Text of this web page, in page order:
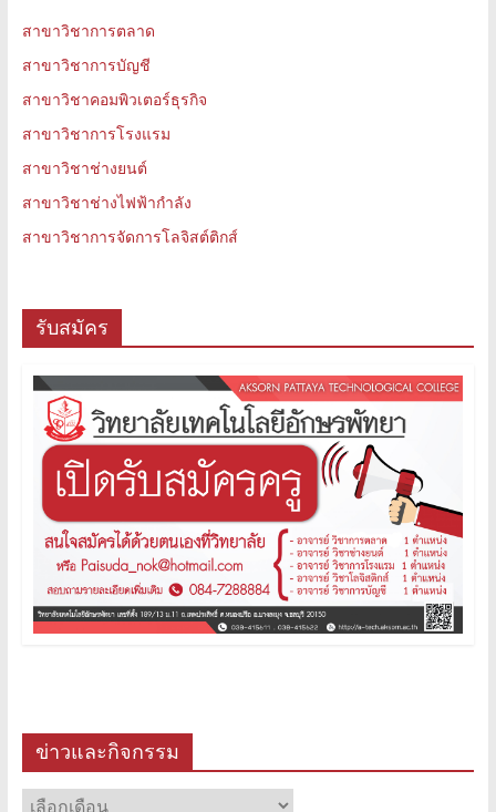
สาขาวิชาการตลาด
สาขาวิชาการบัญชี
สาขาวิชาคอมพิวเตอร์ธุรกิจ
สาขาวิชาการโรงแรม
สาขาวิชาช่างยนต์
สาขาวิชาช่างไฟฟ้ากำลัง
สาขาวิชาการจัดการโลจิสต์ติกส์
รับสมัคร
ข่าวและกิจกรรม
ข่าว